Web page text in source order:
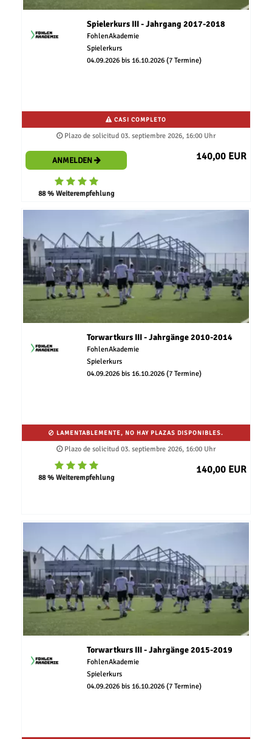
Spielerkurs III - Jahrgang 2017-2018
FohlenAkademie
Spielerkurs
04.09.2026 bis 16.10.2026 (7 Termine)
CASI COMPLETO
Plazo de solicitud 03. septiembre 2026, 16:00 Uhr
ANMELDEN
88 % Weiterempfehlung
140,00 EUR
Torwartkurs III - Jahrgänge 2010-2014
FohlenAkademie
Spielerkurs
04.09.2026 bis 16.10.2026 (7 Termine)
LAMENTABLEMENTE, NO HAY PLAZAS DISPONIBLES.
Plazo de solicitud 03. septiembre 2026, 16:00 Uhr
88 % Weiterempfehlung
140,00 EUR
Torwartkurs III - Jahrgänge 2015-2019
FohlenAkademie
Spielerkurs
04.09.2026 bis 16.10.2026 (7 Termine)